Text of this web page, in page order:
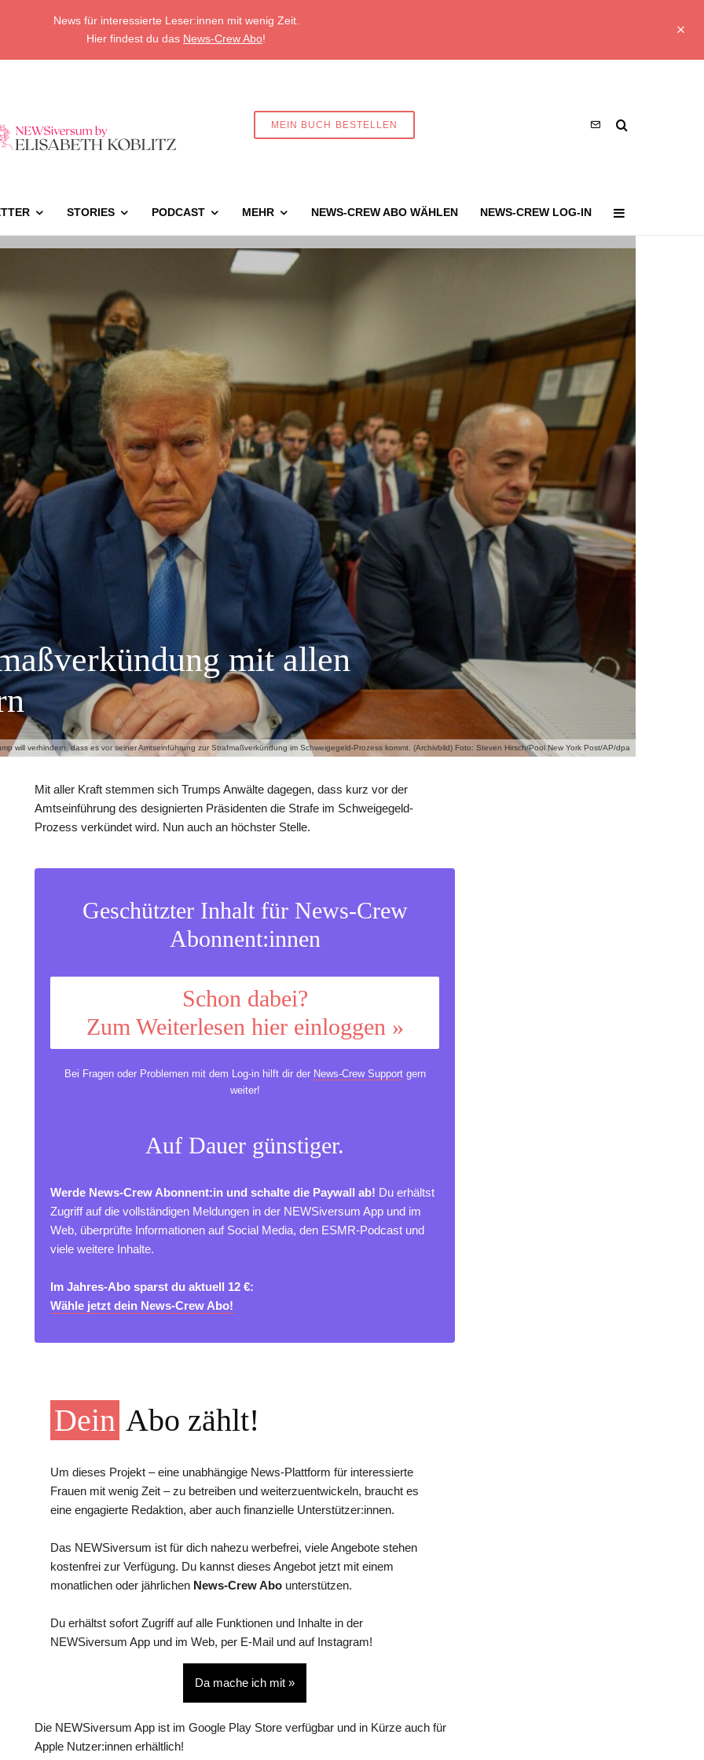
News für interessierte Leser:innen mit wenig Zeit.
Hier findest du das News-Crew Abo!
MEIN BUCH BESTELLEN
STORIES PODCAST MEHR NEWS-CREW ABO WÄHLEN NEWS-CREW LOG-IN
will verhindern, dass es vor seiner Amtseinführung zur Strafmaßverkündung im Schweigegeld-Prozess kommt. (Archivbild) Foto: Steven Hirsch/Pool New York Post/AP/dpa
mit allen
Mit aller Kraft stemmen sich Trumps Anwälte dagegen, dass kurz vor der
Amtseinführung des designierten Präsidenten die Strafe im Schweigegeld-
Prozess verkündet wird. Nun auch an höchster Stelle.
Geschützter Inhalt für News-Crew
Abonnent:innen
Schon dabei?
Zum Weiterlesen hier einloggen »
Bei Fragen oder Problemen mit dem Log-in hilft dir der News-Crew Supportgern
weiter!
Auf Dauer günstiger.
Werde News-Crew Abonnent:in und schalte die Paywall ab! Du erhältst
Zugriff auf die vollständigen Meldungen in der NEWSiversum App und im
Web, überprüfte Informationen auf Social Media, den ESMR-Podcast und
viele weitere Inhalte.
Im Jahres-Abo sparst du aktuell 12 €:
Wähle jetzt dein News-Crew Abo!
Dein Abo zählt!
Um dieses Projekt – eine unabhängige News-Plattform für interessierte
Frauen mit wenig Zeit – zu betreiben und weiterzuentwickeln, braucht es
eine engagierte Redaktion, aber auch finanzielle Unterstützer:innen.
Das NEWSiversum ist für dich nahezu werbefrei, viele Angebote stehen
kostenfrei zur Verfügung. Du kannst dieses Angebot jetzt mit einem
monatlichen oder jährlichen News-Crew Abo unterstützen.
Du erhältst sofort Zugriff auf alle Funktionen und Inhalte in der
NEWSiversum App und im Web, per E-Mail und auf Instagram!
Da mache ich mit »
Die NEWSiversum App ist im Google Play Store verfügbar und in Kürze auch für
Apple Nutzer:innen erhältlich!